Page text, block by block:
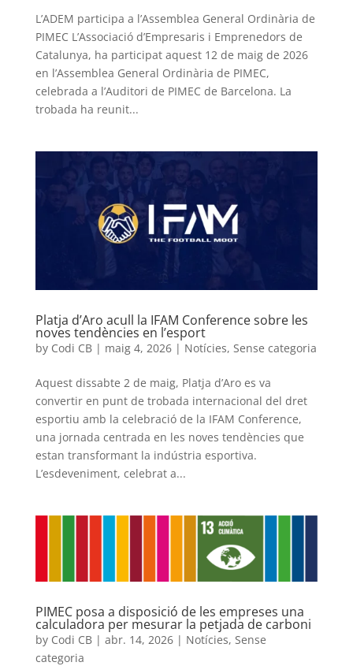
L’ADEM participa a l’Assemblea General Ordinària de
PIMEC L’Associació d’Empresaris i Emprenedors de
Catalunya, ha participat aquest 12 de maig de 2026
en l’Assemblea General Ordinària de PIMEC,
celebrada a l’Auditori de PIMEC de Barcelona. La
trobada ha reunit...
Platja d’Aro acull la IFAM Conference sobre les
noves tendències en l’esport
by Codi CB| maig 4, 2026| Notícies, Sense categoria
Aquest dissabte 2 de maig, Platja d’Aro es va
convertir en punt de trobada internacional del dret
esportiu amb la celebració de la IFAM Conference,
una jornada centrada en les noves tendències que
estan transformant la indústria esportiva.
L’esdeveniment, celebrat a...
PIMEC posa a disposició de les empreses una
calculadora per mesurar la petjada de carboni
by Codi CB| abr. 14, 2026| Notícies, Sense
categoria